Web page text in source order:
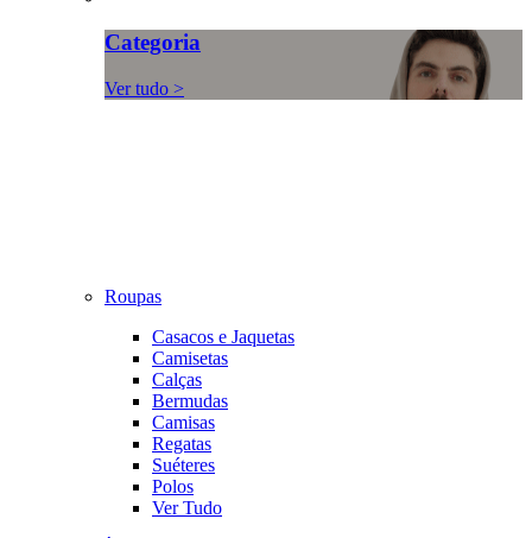
Categoria
Ver tudo >
Roupas
Casacos e Jaquetas
Camisetas
Calças
Bermudas
Camisas
Regatas
Suéteres
Polos
Ver Tudo